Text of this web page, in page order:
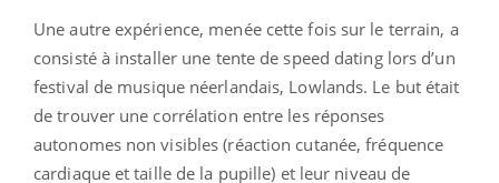
Une autre expérience, menée cette fois sur le terrain, a
consisté à installer une tente de speed dating lors d’un
festival de musique néerlandais, Lowlands. Le but était
de trouver une corrélation entre les réponses
autonomes non visibles (réaction cutanée, fréquence
cardiaque et taille de la pupille) et leur niveau de